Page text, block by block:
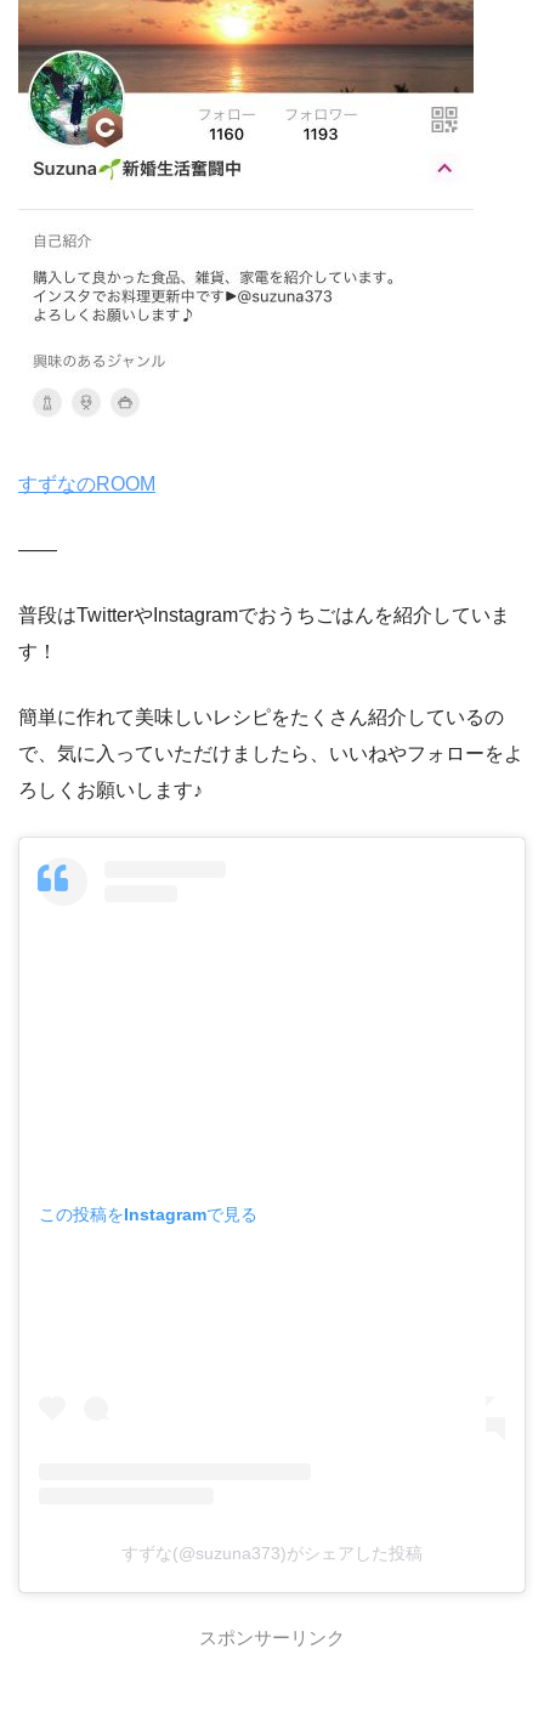
すずなのROOM
——
普段はTwitterやInstagramでおうちごはんを紹介していま
す！
簡単に作れて美味しいレシピをたくさん紹介しているの
で、気に入っていただけましたら、いいねやフォローをよ
ろしくお願いします♪
この投稿をInstagramで見る
すずな(@suzuna373)がシェアした投稿
スポンサーリンク